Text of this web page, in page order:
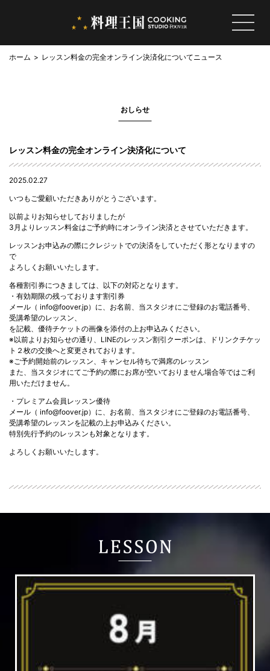
ホーム ニュース
レッスン料金の完全オンライン決済化について
おしらせ
レッスン料金の完全オンライン決済化について
2025.02.27
いつもご愛顧いただきありがとうございます。
以前よりお知らせしておりましたが
3月よりレッスン料金はご予約時にオンライン決済とさせていただきます。
レッスンお申込みの際にクレジットでの決済をしていただく形となりますの
で
よろしくお願いいたします。
各種割引券につきましては、以下の対応となります。
・有効期限の残っております割引券
メール（ info@foover.jp）に、お名前、当スタジオにご登録のお電話番号、
受講希望のレッスン、
を記載、優待チケットの画像を添付の上お申込みください。
※以前よりお知らせの通り、LINEのレッスン割引クーポンは、ドリンクチケッ
ト２枚の交換へと変更されております。
※ご予約開始前のレッスン、キャンセル待ちで満席のレッスン
また、当スタジオにてご予約の際にお席が空いておりません場合等ではご利
用いただけません。
・プレミアム会員レッスン優待
メール（ info@foover.jp）に、お名前、当スタジオにご登録のお電話番号、
受講希望のレッスンを記載の上お申込みください。
特別先行予約のレッスンも対象となります。
よろしくお願いいたします。